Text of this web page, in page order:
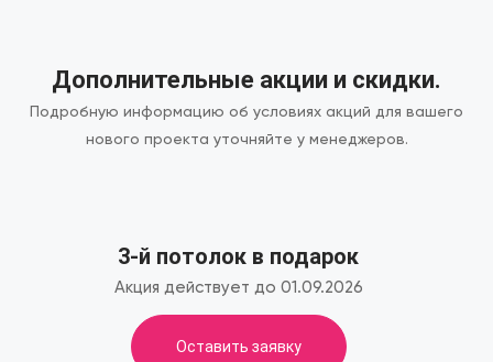
Дополнительные акции и скидки.
Подробную информацию об условиях акций для вашего
нового проекта уточняйте у менеджеров.
3-й потолок в подарок
Акция действует до 01.09.2026
Оставить заявку